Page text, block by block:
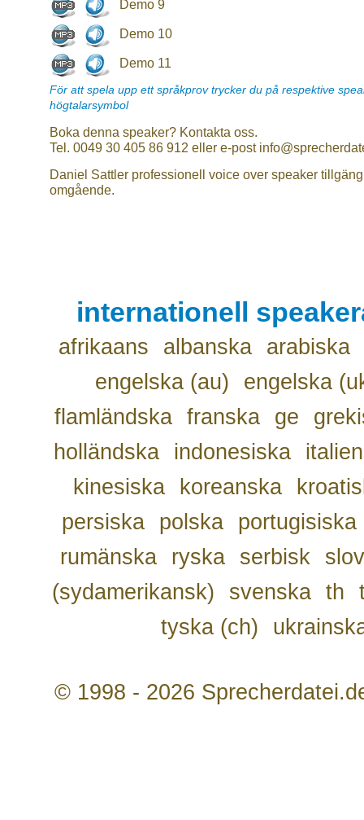
Demo 9
Demo 10
Demo 11
För att spela upp ett språkprov trycker du på respektive
högtalarsymbol
Boka denna speaker? Kontakta oss.
Tel. 0049 30 405 86 912 eller e-post
Daniel Sattler professionell voice over speaker
omgående.
internationell
afrikaans albanska
arabiska
engelska (au)
engelska
flamländska franska ge
holländska
indonesiska
kinesiska
koreanska
persiska
polska
portugisiska
rumänska
ryska serbisk
(sydamerikansk)
svenska th
tyska (ch)
© 1998 - 2026